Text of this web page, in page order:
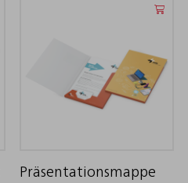
Präsentationsmappe